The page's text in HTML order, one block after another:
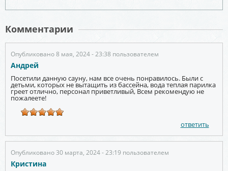
Комментарии
Опубликовано 8 мая, 2024 - 23:38 пользователем
Андрей
Посетили данную сауну, нам все очень понравилось. Были с
детьми, которых не вытащить из бассейна, вода теплая парилка
греет отлично, персонал приветливый, Всем рекомендую не
пожалеете!
ответить
Опубликовано 30 марта, 2024 - 23:19 пользователем
Кристина